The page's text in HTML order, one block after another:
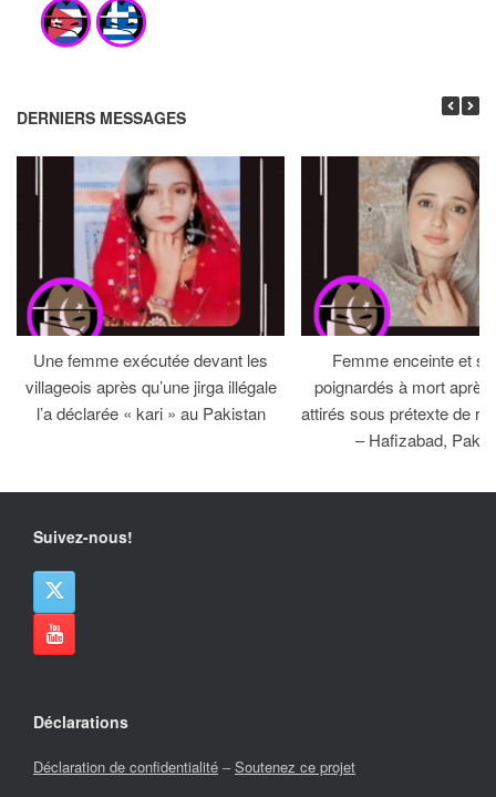
DERNIERS MESSAGES
Une femme exécutée devant les
villageois après qu’une jirga illégale
l’a déclarée « kari » au Pakistan
Femme enceinte et
poignardés à mort après
attirés sous prétexte de
– Hafizabad,
Suivez-nous!
Déclarations
Déclaration de confidentialité –Soutenez ce projet